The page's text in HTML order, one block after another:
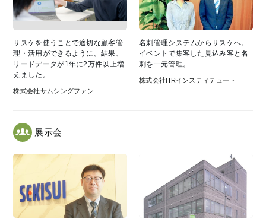
サスケを使うことで適切な顧客管
理・活用ができるように。結果、
リードデータが1年に2万件以上増
えました。
株式会社サムシングファン
名刺管理システムからサスケへ。
イベントで集客した見込み客と名
刺を一元管理。
株式会社HRインスティテュート
展示会